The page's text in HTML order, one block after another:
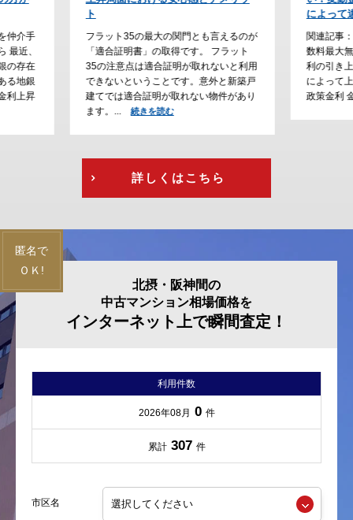
るのが
ラット
と利用
新築戸
があり
によって違う！
関連記事：関西の新築一戸建てを仲介手
数料最大無料で購入するはこちら 基準金
利の引き上げで変動金利が上がる！銀行
によって上げる時期がバラバラ！ 日銀の
政策金利 金利上昇局面の...続きを読む
は原則
関連記事
数料最大
年6月＋
ぶり高水
した。
詳しくはこちら
北摂・阪神間の
中古マンション相場価格を
インターネット上で瞬間査定！
利用件数
2026年08月 0 件
累計 307 件
市区名